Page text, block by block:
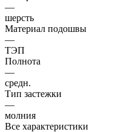
—
шерсть
Материал подошвы
—
ТЭП
Полнота
—
средн.
Тип застежки
—
молния
Все характеристики